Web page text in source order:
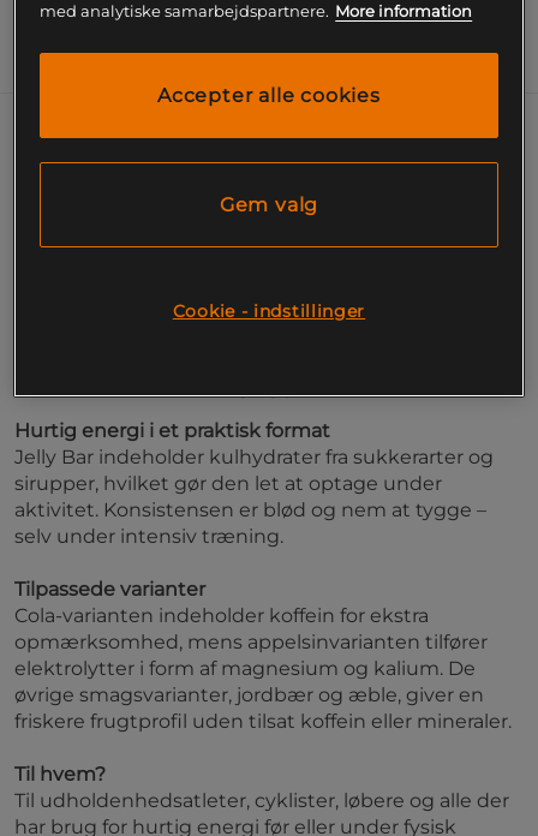
GoldNutrition Jelly Bars 30 g indeholder 23–24 gram
kulhydrater pr. bar og en energimængde på ca. 80–
90 kcal. Et praktisk alternativ for
udholdenhedsatleter eller alle, der har brug for
hurtig energi før, under eller efter aktivitet. Findes i
23–24 g kulhydrater pr. bar
Hurtig energi i et praktisk format
Jelly Bar indeholder kulhydrater fra sukkerarter og
sirupper, hvilket gør den let at optage under
aktivitet. Konsistensen er blød og nem at tygge –
selv under intensiv træning.
Tilpassede varianter
Cola-varianten indeholder koffein for ekstra
opmærksomhed, mens appelsinvarianten tilfører
elektrolytter i form af magnesium og kalium. De
øvrige smagsvarianter, jordbær og æble, giver en
friskere frugtprofil uden tilsat koffein eller mineraler.
Til hvem?
Til udholdenhedsatleter, cyklister, løbere og alle der
har brug for hurtig energi før eller under fysisk
med analytiske samarbejdspartnere. More information
Accepter alle cookies
Gem valg
Cookie - indstillinger